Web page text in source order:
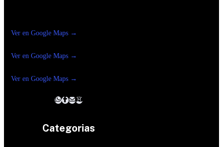
Ver en Google Maps →
Ver en Google Maps →
Ver en Google Maps →
Categorias